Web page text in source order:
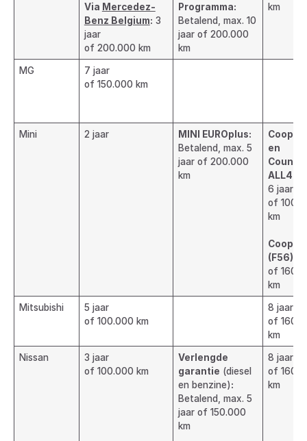
Via Mercedez-
Benz Belgium: 3
jaar
of 200.000 km
Programma:
Betalend, max. 10
jaar of 200.000
km
km
MG
7 jaar
of 150.000 km
Mini 2 jaar
MINI EUROplus:
Betalend, max. 5
jaar of 200.000
km
Cooper
en
ALL4
6 jaar
of
km
Cooper
(F56):
of
km
Mitsubishi
5 jaar
of 100.000 km
8 jaar
of
km
Nissan
3 jaar
of 100.000 km
Verlengde
garantie (diesel
en benzine):
Betalend, max. 5
jaar of 150.000
km
8 jaar
of
km